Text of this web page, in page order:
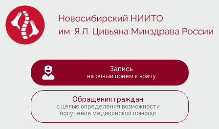
Запись
на очный приём к врачу
Обращения граждан
с целью определения возможности
получения медицинской помощи